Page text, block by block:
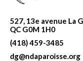
527, 13e avenue La
QC G0M 1H0
(418) 459-3485
dg@ndaparoisse.org